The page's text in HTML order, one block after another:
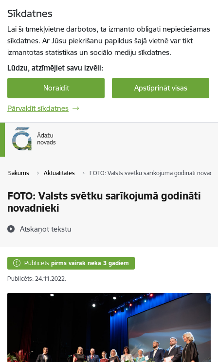
Sīkdatnes
Lai šī tīmekļvietne darbotos, tā izmanto obligāti nepieciešamās
sīkdatnes. Ar Jūsu piekrišanu papildus šajā vietnē var tikt
izmantotas statistikas un sociālo mediju sīkdatnes.
Lūdzu, atzīmējiet savu izvēli:
Noraidīt Apstiprināt visas
Pārvaldīt sīkdatnes
Sākums Aktualitātes FOTO: Valsts svētku sarīkojumā godināti
FOTO: Valsts svētku sarīkojumā godināti
novadnieki
Atskaņot tekstu
Publicēts pirms vairāk nekā 3 gadiem
Publicēts: 24.11.2022.